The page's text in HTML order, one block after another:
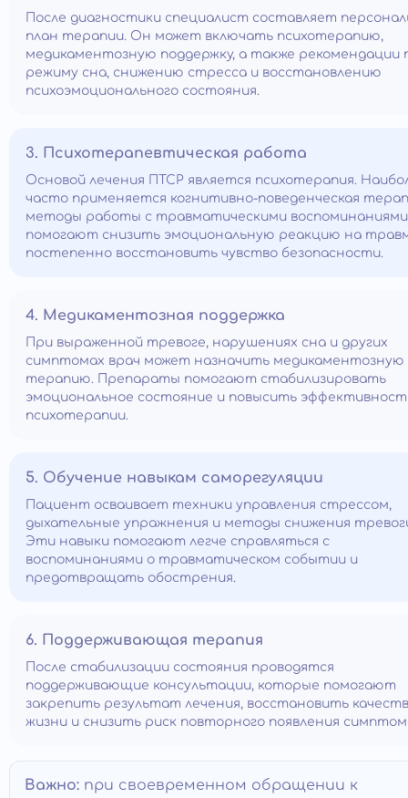
После диагностики специалист составляет
план терапии. Он может включать психотерапию,
медикаментозную поддержку, а также рекомендации
режиму сна, снижению стресса и восстановлению
психоэмоционального состояния.
3. Психотерапевтическая работа
Основой лечения ПТСР является психотерапия.
часто применяется когнитивно-поведенческая
методы работы с травматическими
помогают снизить эмоциональную реакцию на
постепенно восстановить чувство безопасности.
4. Медикаментозная поддержка
При выраженной тревоге, нарушениях сна и других
симптомах врач может назначить медикаментозную
терапию. Препараты помогают стабилизировать
эмоциональное состояние и повысить
психотерапии.
5. Обучение навыкам саморегуляции
Пациент осваивает техники управления стрессом,
дыхательные упражнения и методы снижения
Эти навыки помогают легче справляться с
воспоминаниями о травматическом событии и
предотвращать обострения.
6. Поддерживающая терапия
После стабилизации состояния проводятся
поддерживающие консультации, которые помогают
закрепить результат лечения, восстановить
жизни и снизить риск повторного появления
Важно: при своевременном обращении к